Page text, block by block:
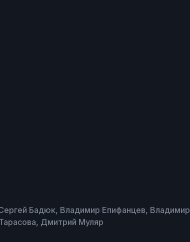
Бадюк, Владимир Епифанцев, Владимир
Дмитрий Муляр